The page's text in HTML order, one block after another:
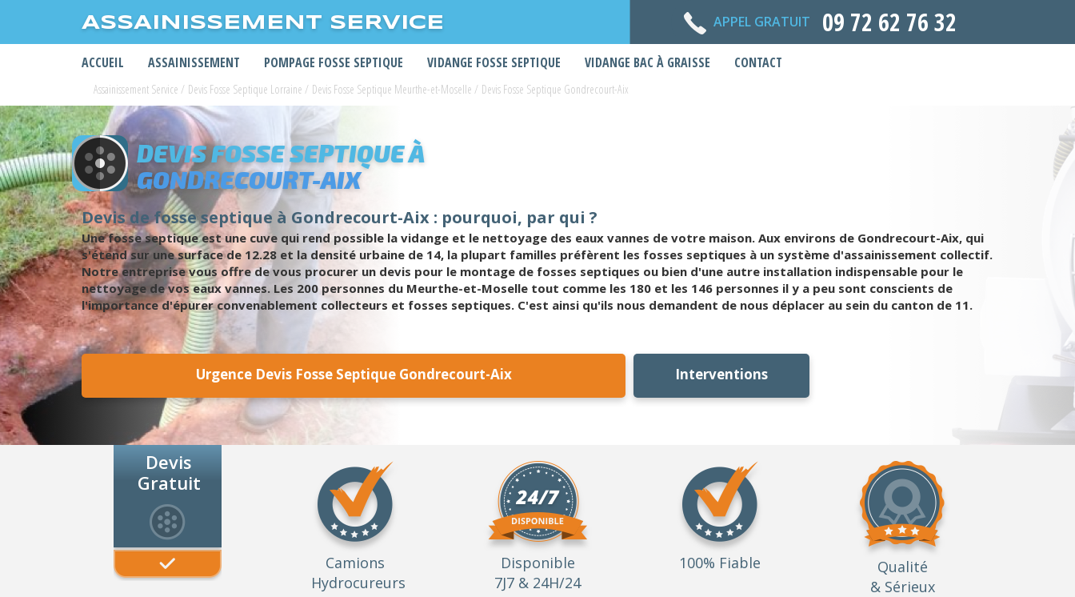
ASSAINISSEMENT SERVICE APPEL GRATUIT 09 72 62 76 32
ACCUEIL ASSAINISSEMENT POMPAGE FOSSE SEPTIQUE VIDANGE FOSSE SEPTIQUE VIDANGE BAC À GRAISSE CONTACT
Assainissement Service / Devis Fosse Septique Lorraine / Devis Fosse Septique Meurthe-et-Moselle / Devis Fosse Septique Gondrecourt-Aix
DEVIS FOSSE SEPTIQUE À
GONDRECOURT-AIX
Devis de fosse septique à Gondrecourt-Aix : pourquoi, par qui ?
Une fosse septique est une cuve qui rend possible la vidange et le nettoyage des eaux vannes de votre maison. Aux environs de Gondrecourt-Aix, qui
s'étend sur une surface de 12.28 et la densité urbaine de 14, la plupart familles préfèrent les fosses septiques à un système d'assainissement collectif.
Notre entreprise vous offre de vous procurer un devis pour le montage de fosses septiques ou bien d'une autre installation indispensable pour le
nettoyage de vos eaux vannes. Les 200 personnes du Meurthe-et-Moselle tout comme les 180 et les 146 personnes il y a peu sont conscients de
l'importance d'épurer convenablement collecteurs et fosses septiques. C'est ainsi qu'ils nous demandent de nous déplacer au sein du canton de 11.
Urgence Devis Fosse Septique Gondrecourt-Aix Interventions
Devis
Gratuit
Camions
Hydrocureurs
Disponible
7J7 & 24H/24
100% Fiable
Qualité
& Sérieux